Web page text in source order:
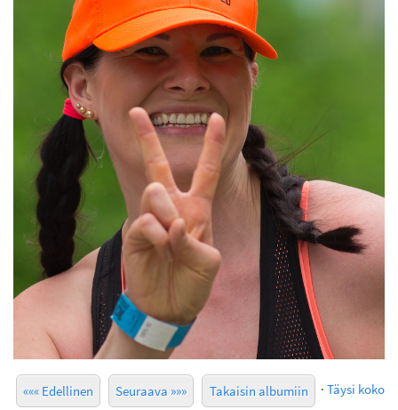
««« Edellinen Seuraava »»» Takaisin albumiin · Täysi koko